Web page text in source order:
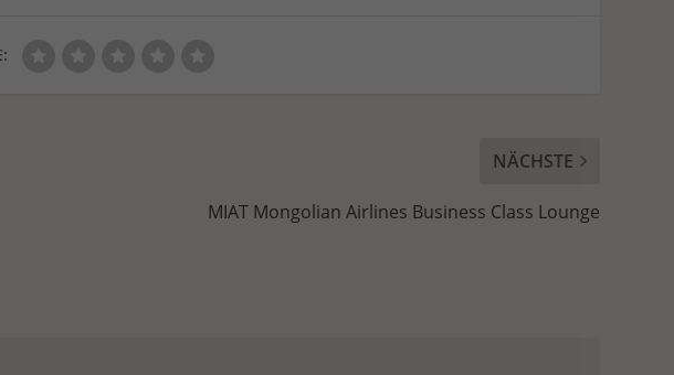
NÄCHSTE
MIAT Mongolian Airlines Business Class Lounge